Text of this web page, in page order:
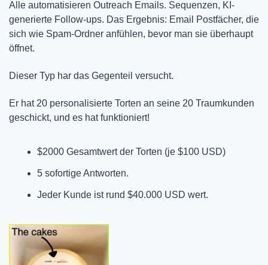
Alle automatisieren Outreach Emails. Sequenzen, KI-
generierte Follow-ups. Das Ergebnis: Email Postfächer, die
sich wie Spam-Ordner anfühlen, bevor man sie überhaupt
öffnet.
Dieser Typ har das Gegenteil versucht.
Er hat 20 personalisierte Torten an seine 20 Traumkunden
geschickt, und es hat funktioniert!
$2000 Gesamtwert der Torten (je $100 USD)
5 sofortige Antworten.
Jeder Kunde ist rund $40.000 USD wert.